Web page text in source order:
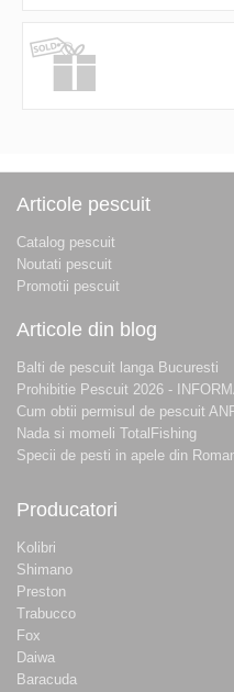
Articole pescuit
Catalog pescuit
Noutati pescuit
Promotii pescuit
Articole din blog
Balti de pescuit langa Bucuresti
Prohibitie Pescuit 2026 -
Cum obtii permisul de pescuit
Nada si momeli TotalFishing
Specii de pesti in apele din
Producatori
Kolibri
Shimano
Preston
Trabucco
Fox
Daiwa
Baracuda